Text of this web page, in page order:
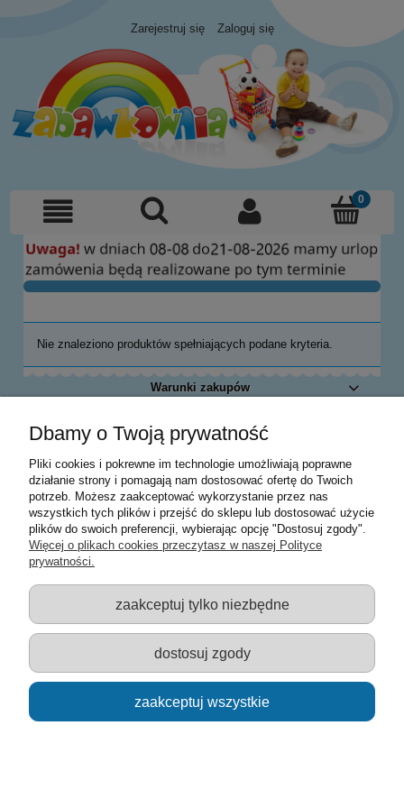
Zarejestruj się Zaloguj się
Nie znaleziono produktów spełniających podane kryteria.
Warunki zakupów
Moje konto
Informacje o sklepie
Sklep z zabawkami Łódź :: Hurownia zabawek :: Zabawki
edukacyjne :: Zestawy artystyczne :: Zabawki :: samochody Welly
:: Zabawkownia :: zabawki dla dzieci :: Lalki :: Klocki :: Artykuły
szkolne ::
pokaż pełną wersję strony
Dbamy o Twoją prywatność
Pliki cookies i pokrewne im technologie umożliwiają poprawne
działanie strony i pomagają nam dostosować ofertę do Twoich
potrzeb. Możesz zaakceptować wykorzystanie przez nas
wszystkich tych plików i przejść do sklepu lub dostosować użycie
plików do swoich preferencji, wybierając opcję "Dostosuj zgody".
Więcej o plikach cookies przeczytasz w naszej Polityce
prywatności.
zaakceptuj tylko niezbędne
dostosuj zgody
zaakceptuj wszystkie